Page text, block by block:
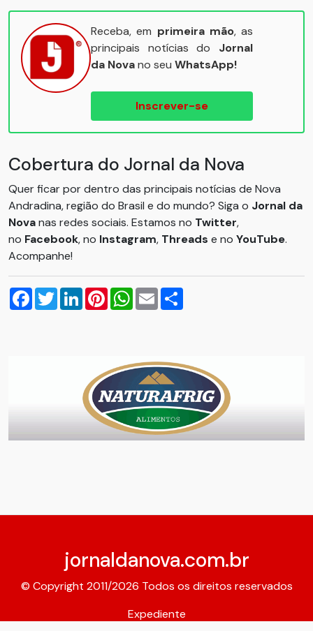
Receba, em primeira mão, as
principais notícias do Jornal
da Novano seu WhatsApp!
Inscrever-se
Cobertura do Jornal da Nova
Quer ficar por dentro das principais notícias de Nova
Andradina, região do Brasil e do mundo? Siga o Jornal da
Novanas redes sociais. Estamos no Twitter,
no Facebook, no Instagram, Threads e no YouTube.
Acompanhe!
Facebook
TwitterLinkedInPinterestWhatsApp
Email
jornaldanova.com.br
© Copyright 2011/2026 Todos os direitos reservados
Expediente